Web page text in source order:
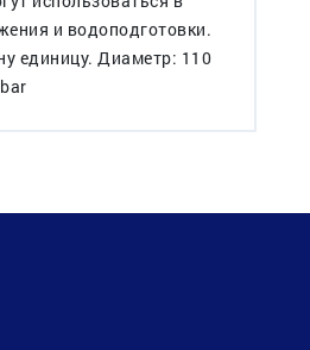
и водоподготовки.
единицу. Диаметр: 110